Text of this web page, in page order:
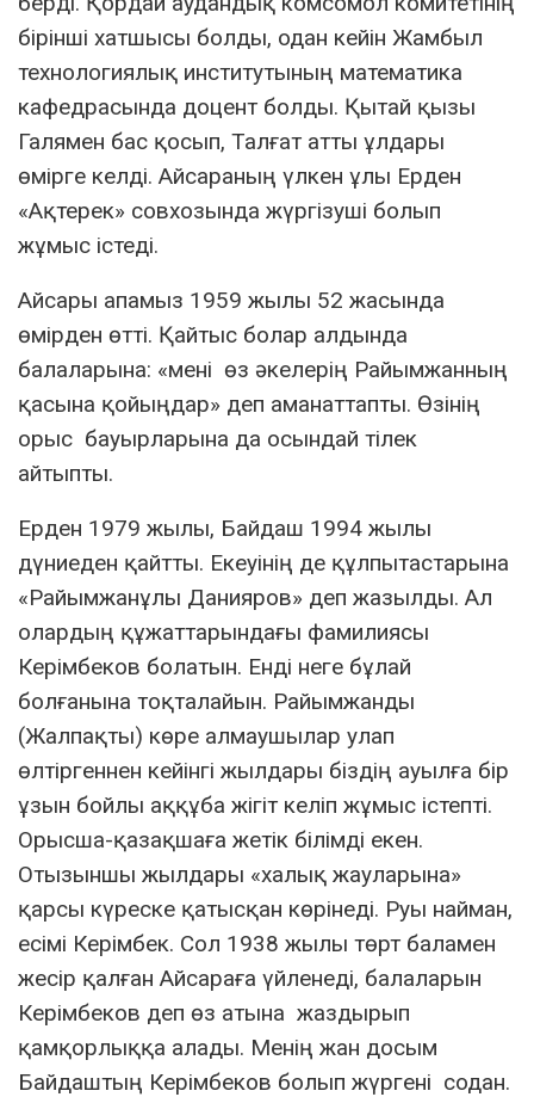
бірінші хатшысы болды, одан кейін Жамбыл
технологиялық институтының математика
кафедрасында доцент болды. Қытай қызы
Галямен бас қосып, Талғат атты ұлдары
өмірге келді. Айсараның үлкен ұлы Ерден
«Ақтерек» совхозында жүргізуші болып
жұмыс істеді.
Айсары апамыз 1959 жылы 52 жасында
өмірден өтті. Қайтыс болар алдында
балаларына: «мені өз әкелерің Райымжанның
қасына қойыңдар» деп аманаттапты. Өзінің
орыс бауырларына да осындай тілек
айтыпты.
Ерден 1979 жылы, Байдаш 1994 жылы
дүниеден қайтты. Екеуінің де құлпытастарына
«Райымжанұлы Данияров» деп жазылды. Ал
олардың құжаттарындағы фамилиясы
Керімбеков болатын. Енді неге бұлай
болғанына тоқталайын. Райымжанды
(Жалпақты) көре алмаушылар улап
өлтіргеннен кейінгі жылдары біздің ауылға бір
ұзын бойлы аққұба жігіт келіп жұмыс істепті.
Орысша-қазақшаға жетік білімді екен.
Отызыншы жылдары «халық жауларына»
қарсы күреске қатысқан көрінеді. Руы найман,
есімі Керімбек. Сол 1938 жылы төрт баламен
жесір қалған Айсараға үйленеді, балаларын
Керімбеков деп өз атына жаздырып
қамқорлыққа алады. Менің жан досым
Байдаштың Керімбеков болып жүргені содан.